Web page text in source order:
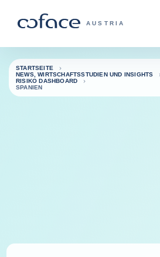
COFACE FOR
AUSTRIA
Zurück zur Startseite
STARTSEITE
NEWS, WIRTSCHAFTSSTUDIEN UND INSIGHTS
RISIKO DASHBOARD
SPANIEN